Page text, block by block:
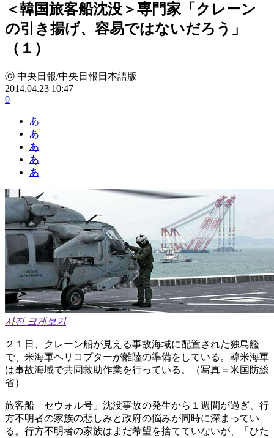
＜韓国旅客船沈没＞専門家「クレーン
の引き揚げ、容易ではないだろう」
（１）
ⓒ 中央日報/中央日報日本語版
2014.04.23 10:47
0
あ
あ
あ
あ
あ
사진 크게보기
２１日、クレーン船が見える事故海域に配置された独島艦
で、米海軍ヘリコプターが離陸の準備をしている。韓米海軍
は事故海域で共同救助作業を行っている。（写真＝米国防総
省）
旅客船「セウォル号」沈没事故の発生から１週間が過ぎ、行
方不明者の家族の悲しみと政府の悩みが同時に深まってい
る。行方不明者の家族はまだ希望を捨てていないが、「ひた